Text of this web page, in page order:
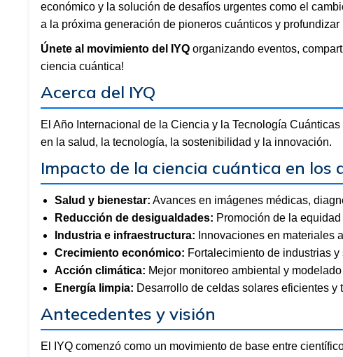
económico y la solución de desafíos urgentes como el
a la próxima generación de pioneros cuánticos y
Únete al movimiento del IYQ organizando eventos,
ciencia cuántica!
Acerca del IYQ
El Año Internacional de la Ciencia y la Tecnología
en la salud, la tecnología, la sostenibilidad y la innovación.
Impacto de la ciencia cuántica en los
Salud y bienestar: Avances en imágenes médicas,
Reducción de desigualdades: Promoción de la
Industria e infraestructura: Innovaciones en materiales
Crecimiento económico: Fortalecimiento de industrias
Acción climática: Mejor monitoreo ambiental y
Energía limpia: Desarrollo de celdas solares eficientes y
Antecedentes y visión
El IYQ comenzó como un movimiento de base entre